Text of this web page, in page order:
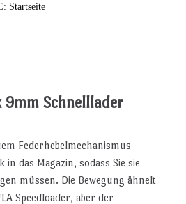
Startseite
9mm Schnelllader
Federhebelmechanismus
das Magazin, sodass Sie sie
müssen. Die Bewegung ähnelt
Speedloader, aber der